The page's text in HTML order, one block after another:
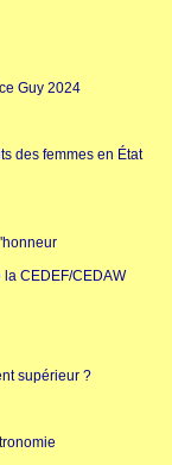
Guy 2024
des femmes en État
CEDEF/CEDAW
supérieur ?